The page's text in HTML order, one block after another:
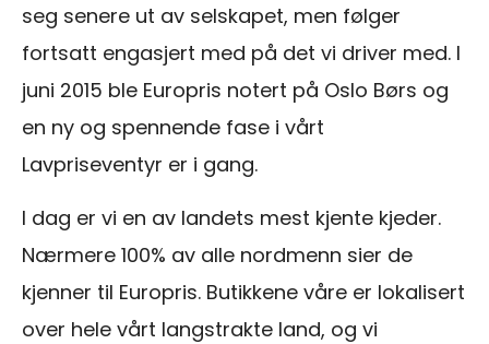
seg senere ut av selskapet, men følger
fortsatt engasjert med på det vi driver med. I
juni 2015 ble Europris notert på Oslo Børs og
en ny og spennende fase i vårt
Lavpriseventyr er i gang.
I dag er vi en av landets mest kjente kjeder.
Nærmere 100% av alle nordmenn sier de
kjenner til Europris. Butikkene våre er lokalisert
over hele vårt langstrakte land, og vi